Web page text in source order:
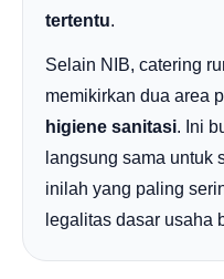
tertentu.
Selain NIB, catering
memikirkan dua area
higiene sanitasi. Ini
langsung sama untuk
inilah yang paling
legalitas dasar usaha